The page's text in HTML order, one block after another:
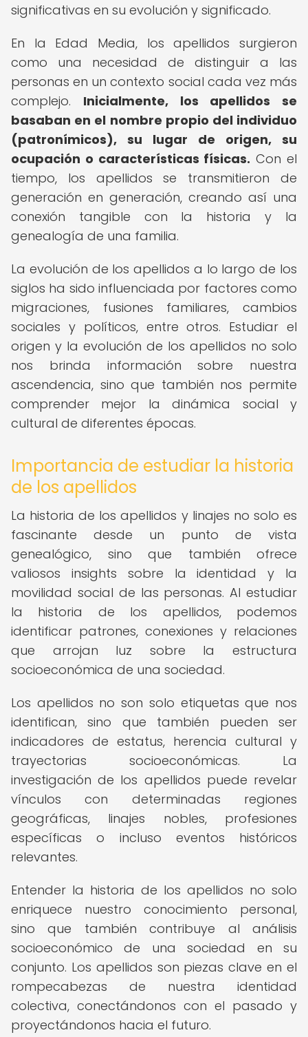
significativas en su evolución y significado.
En la Edad Media, los apellidos surgieron
como una necesidad de distinguir a las
personas en un contexto social cada vez más
complejo. Inicialmente, los apellidos se
basaban en el nombre propio del individuo
(patronímicos), su lugar de origen, su
ocupación o características físicas. Con el
tiempo, los apellidos se transmitieron de
generación en generación, creando así una
conexión tangible con la historia y la
genealogía de una familia.
La evolución de los apellidos a lo largo de los
siglos ha sido influenciada por factores como
migraciones, fusiones familiares, cambios
sociales y políticos, entre otros. Estudiar el
origen y la evolución de los apellidos no solo
nos brinda información sobre nuestra
ascendencia, sino que también nos permite
comprender mejor la dinámica social y
cultural de diferentes épocas.
Importancia de estudiar la historia
de los apellidos
La historia de los apellidos y linajes no solo es
fascinante desde un punto de vista
genealógico, sino que también ofrece
valiosos insights sobre la identidad y la
movilidad social de las personas. Al estudiar
la historia de los apellidos, podemos
identificar patrones, conexiones y relaciones
que arrojan luz sobre la estructura
socioeconómica de una sociedad.
Los apellidos no son solo etiquetas que nos
identifican, sino que también pueden ser
indicadores de estatus, herencia cultural y
trayectorias socioeconómicas. La
investigación de los apellidos puede revelar
vínculos con determinadas regiones
geográficas, linajes nobles, profesiones
específicas o incluso eventos históricos
relevantes.
Entender la historia de los apellidos no solo
enriquece nuestro conocimiento personal,
sino que también contribuye al análisis
socioeconómico de una sociedad en su
conjunto. Los apellidos son piezas clave en el
rompecabezas de nuestra identidad
colectiva, conectándonos con el pasado y
proyectándonos hacia el futuro.